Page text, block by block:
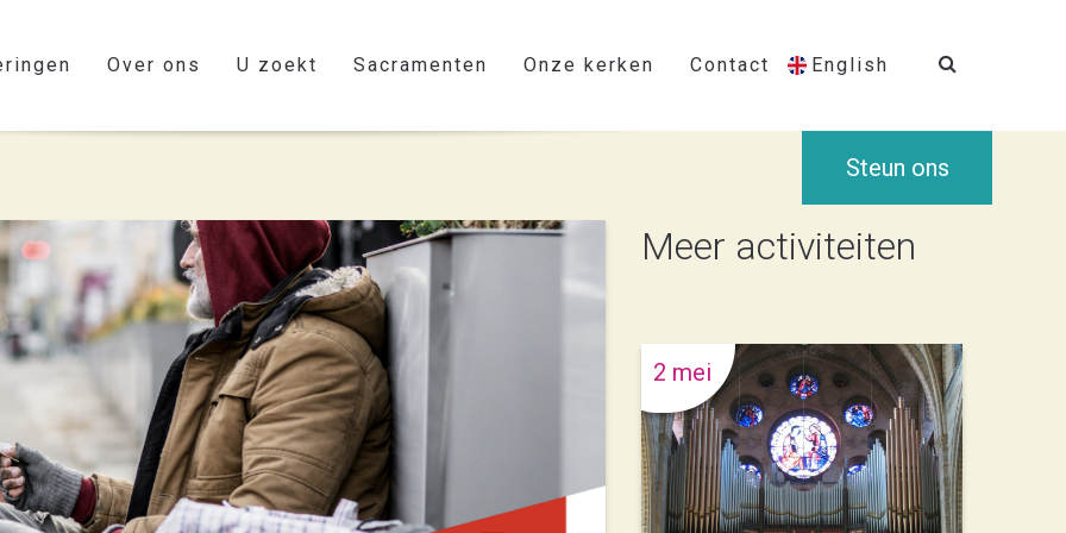
Over ons U zoekt Sacramenten Onze kerken Contact English
Steun ons
Meer activiteiten
2 mei